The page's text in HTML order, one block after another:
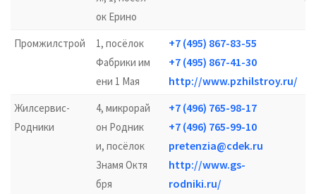
ок Ерино
Промжилстрой
1, посёлок
Фабрики им
ени 1 Мая
+7 (495) 867-83-55
+7 (495) 867-41-30
http://www.pzhilstroy.ru/
Жилсервис-
Родники
4, микрорай
он Родник
и, посёлок
Знамя Октя
бря
+7 (496) 765-98-17
+7 (496) 765-99-10
pretenzia@cdek.ru
http://www.gs-
rodniki.ru/